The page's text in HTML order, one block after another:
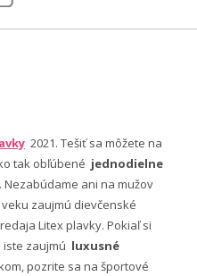
2021. Tešiť sa môžete na
tak obľúbené jednodielne
. Nezabúdame ani na mužov
zaujmú dievčenské
Litex plavky. Pokiaľ si
zaujmú luxusné
pozrite sa na športové